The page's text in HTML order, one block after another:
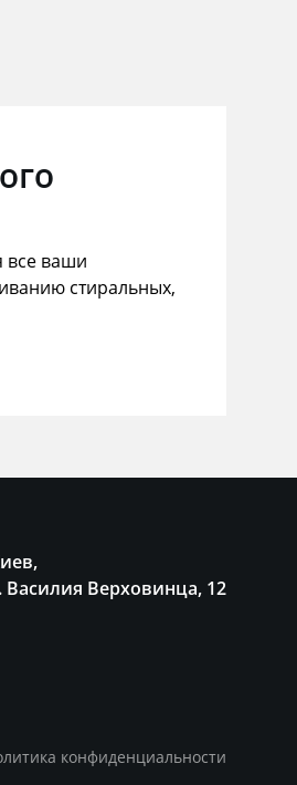
все ваши
стиральных,
Василия Верховинца, 12
конфиденциальности